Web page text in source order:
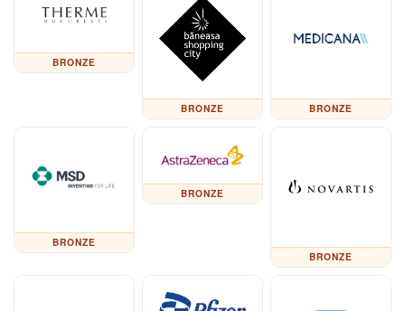
BRONZE
BRONZE BRONZE
BRONZE
BRONZE
BRONZE